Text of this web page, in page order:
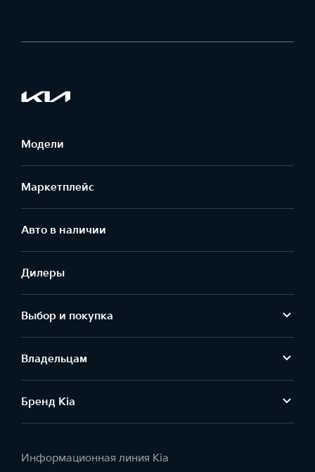
Модели
Маркетплейс
Aвто в наличии
Дилеры
Выбор и покупка
Владельцам
Бренд Kia
Информационная линия Kia